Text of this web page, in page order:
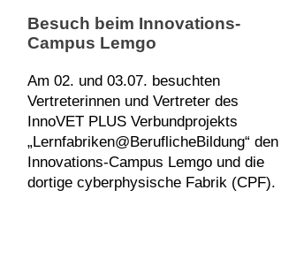
Besuch beim Innovations-
Campus Lemgo
Am 02. und 03.07. besuchten
Vertreterinnen und Vertreter des
InnoVET PLUS Verbundprojekts
„Lernfabriken@BeruflicheBildung“ den
Innovations-Campus Lemgo und die
dortige cyberphysische Fabrik (CPF).